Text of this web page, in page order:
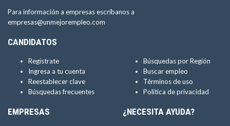
Para información a empresas escríbanos a
empresas@unmejorempleo.com
CANDIDATOS
Regístrate
Ingresa a tu cuenta
Reestablecer clave
Búsquedas frecuentes
Búsquedas por Región
Buscar empleo
Términos de uso
Política de privacidad
EMPRESAS ¿NECESITA AYUDA?